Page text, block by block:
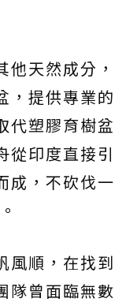
天然成分，
，提供專業的
代塑膠育樹盆
從印度直接引
成，不砍伐一
風順，在找到
隊曾面臨無數